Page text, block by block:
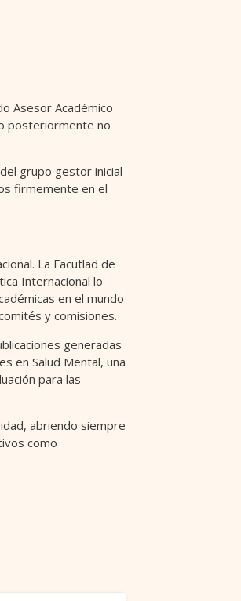
Asesor Académico
posteriormente no
grupo gestor inicial
firmemente en el
La Facutlad de
Internacional lo
en el mundo
y comisiones.
generadas
en Salud Mental, una
para las
abriendo siempre
como